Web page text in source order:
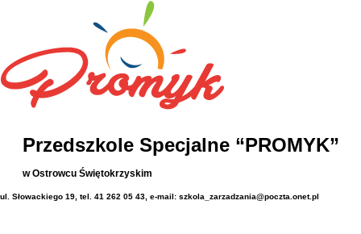
Przedszkole Specjalne “PROMYK”
w Ostrowcu Świętokrzyskim
ul. Słowackiego 19, tel. 41 262 05 43, e-mail: szkola_zarzadzania@poczta.onet.pl